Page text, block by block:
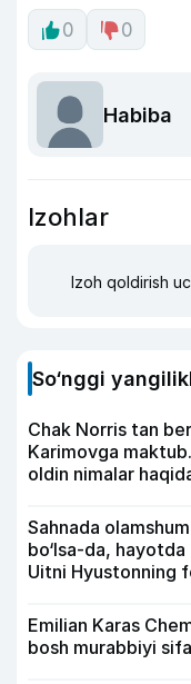
0 0
Habiba
Izohlar
Izoh qoldirish
So‘nggi
Chak Norris tan
Karimovga
oldin nimalar
Sahnada
bo‘lsa-da,
Uitni Hyustonning
Emilian Karas
bosh murabbiyi